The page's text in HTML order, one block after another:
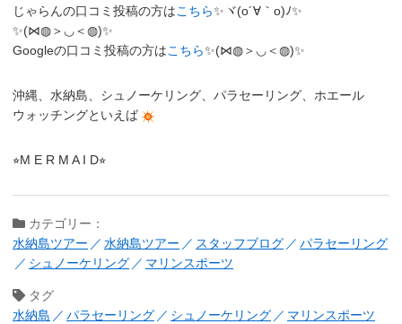
じゃらんの口コミ投稿の方はこちら✨ヾ(o´∀｀o)ﾉ✨
✨(⋈◍＞◡＜◍)✨
Googleの口コミ投稿の方はこちら✨(⋈◍＞◡＜◍)✨
沖縄、水納島、シュノーケリング、パラセーリング、ホエール
ウォッチングといえば
⭐︎M E R M A I D⭐︎
カテゴリー：
水納島ツアー
水納島ツアー スタッフブログ
パラセーリング
シュノーケリング
マリンスポーツ
タグ
水納島
パラセーリング シュノーケリング
マリンスポーツ